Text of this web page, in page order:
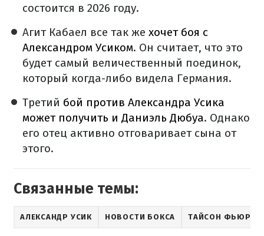
состоится в 2026 году.
Агит Кабаел все так же хочет боя с
Александром Усиком. Он считает, что это
будет самый величественный поединок,
который когда-либо видела Германия.
Третий бой против Александра Усика
может получить и Даниэль Дюбуа. Однако
его отец активно отговаривает сына от
этого.
Связанные темы:
АЛЕКСАНДР УСИК НОВОСТИ БОКСА ТАЙСОН ФЬЮРИ